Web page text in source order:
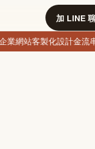
加 LINE
網站客製化設計金流串